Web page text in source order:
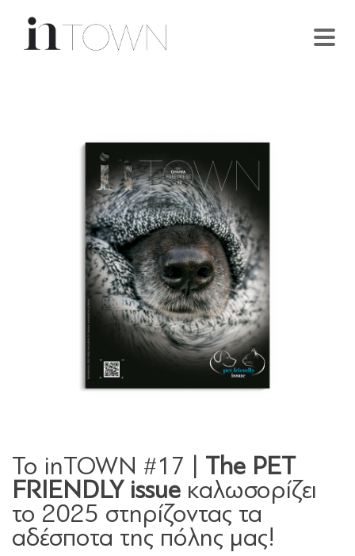
Το inTOWN #17 | The PET
FRIENDLY issue καλωσορίζει
το 2025 στηρίζοντας τα
αδέσποτα της πόλης μας!